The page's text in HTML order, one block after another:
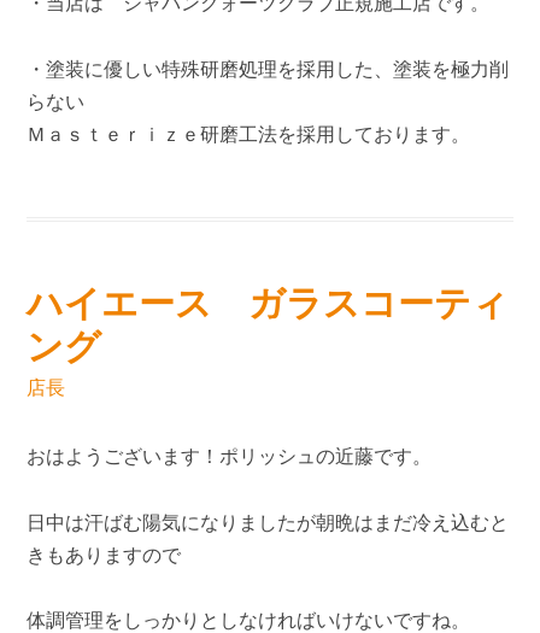
・塗装に優しい特殊研磨処理を採用した、塗装を極力削
らない
Ｍａｓｔｅｒｉｚｅ研磨工法を採用しております。
ハイエース ガラスコーティ
ング
店長
おはようございます！ポリッシュの近藤です。
日中は汗ばむ陽気になりましたが朝晩はまだ冷え込むと
きもありますので
体調管理をしっかりとしなければいけないですね。